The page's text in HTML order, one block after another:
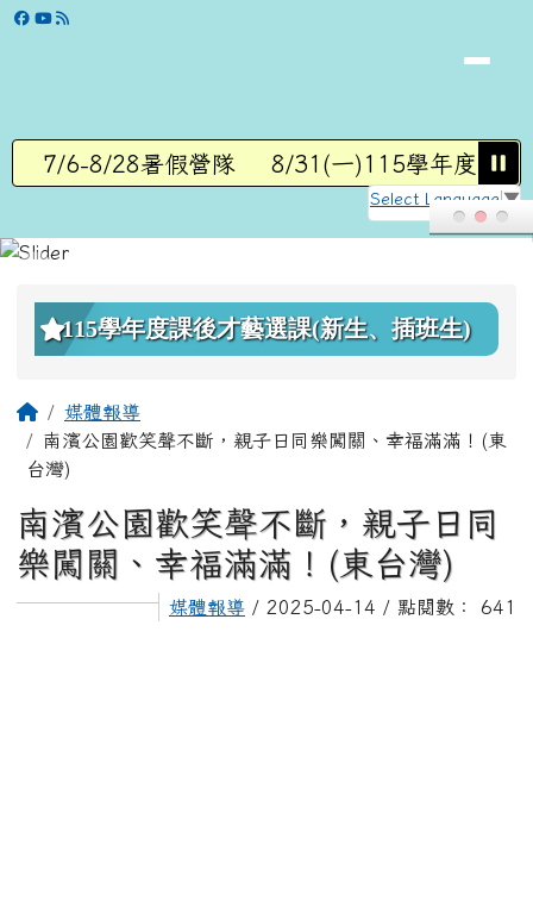
跳至主內容區
學校網站
7/6-8/28暑假營隊 8/31(一)115學年度第1學
Select Language ▼
上中區域內容
115學年度課後才藝選課(新生、插班生)
主內容區域
回首頁媒體報導
南濱公園歡笑聲不斷，親子日同樂闖關、幸福滿滿！(東
台灣)
南濱公園歡笑聲不斷，親子日同
樂闖關、幸福滿滿！(東台灣)
媒體報導 / 2025-04-14 / 點閱數： 641